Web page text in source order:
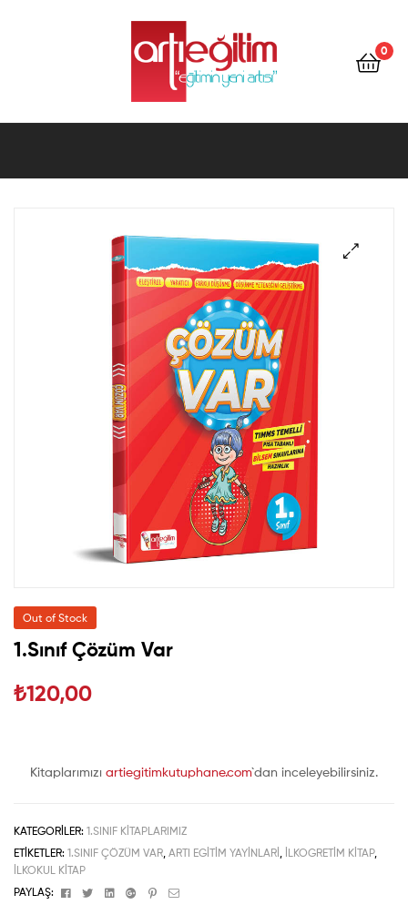
Artı
0
Out of Stock
1.Sınıf Çözüm Var
₺120,00
Kitaplarımızı artiegitimkutuphane.com`dan inceleyebilirsiniz.
KATEGORILER: 1.SINIF KITAPLARIMIZ
ETIKETLER: 1.SINIF ÇÖZÜM VAR ARTI EGITIM YAYINLARI ILKOGRETIM KITAP,
ILKOKUL KITAP
PAYLAŞ:
FacebookTwitterLinkedinGoogle+Pinterest
Email